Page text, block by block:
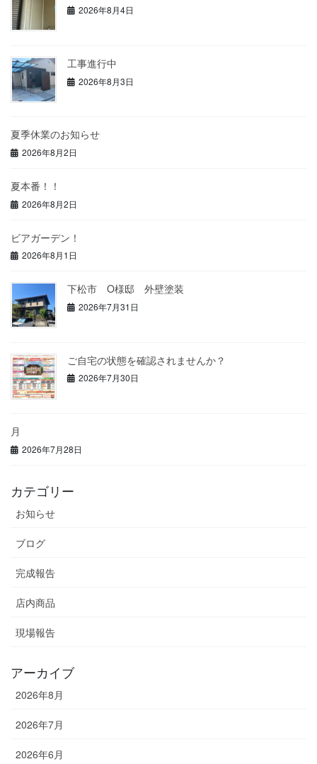
2026年8月4日
工事進行中
2026年8月3日
夏季休業のお知らせ
2026年8月2日
夏本番！！
2026年8月2日
ビアガーデン！
2026年8月1日
下松市 O様邸 外壁塗装
2026年7月31日
ご自宅の状態を確認されませんか？
2026年7月30日
月
2026年7月28日
カテゴリー
お知らせ
ブログ
完成報告
店内商品
現場報告
アーカイブ
2026年8月
2026年7月
2026年6月